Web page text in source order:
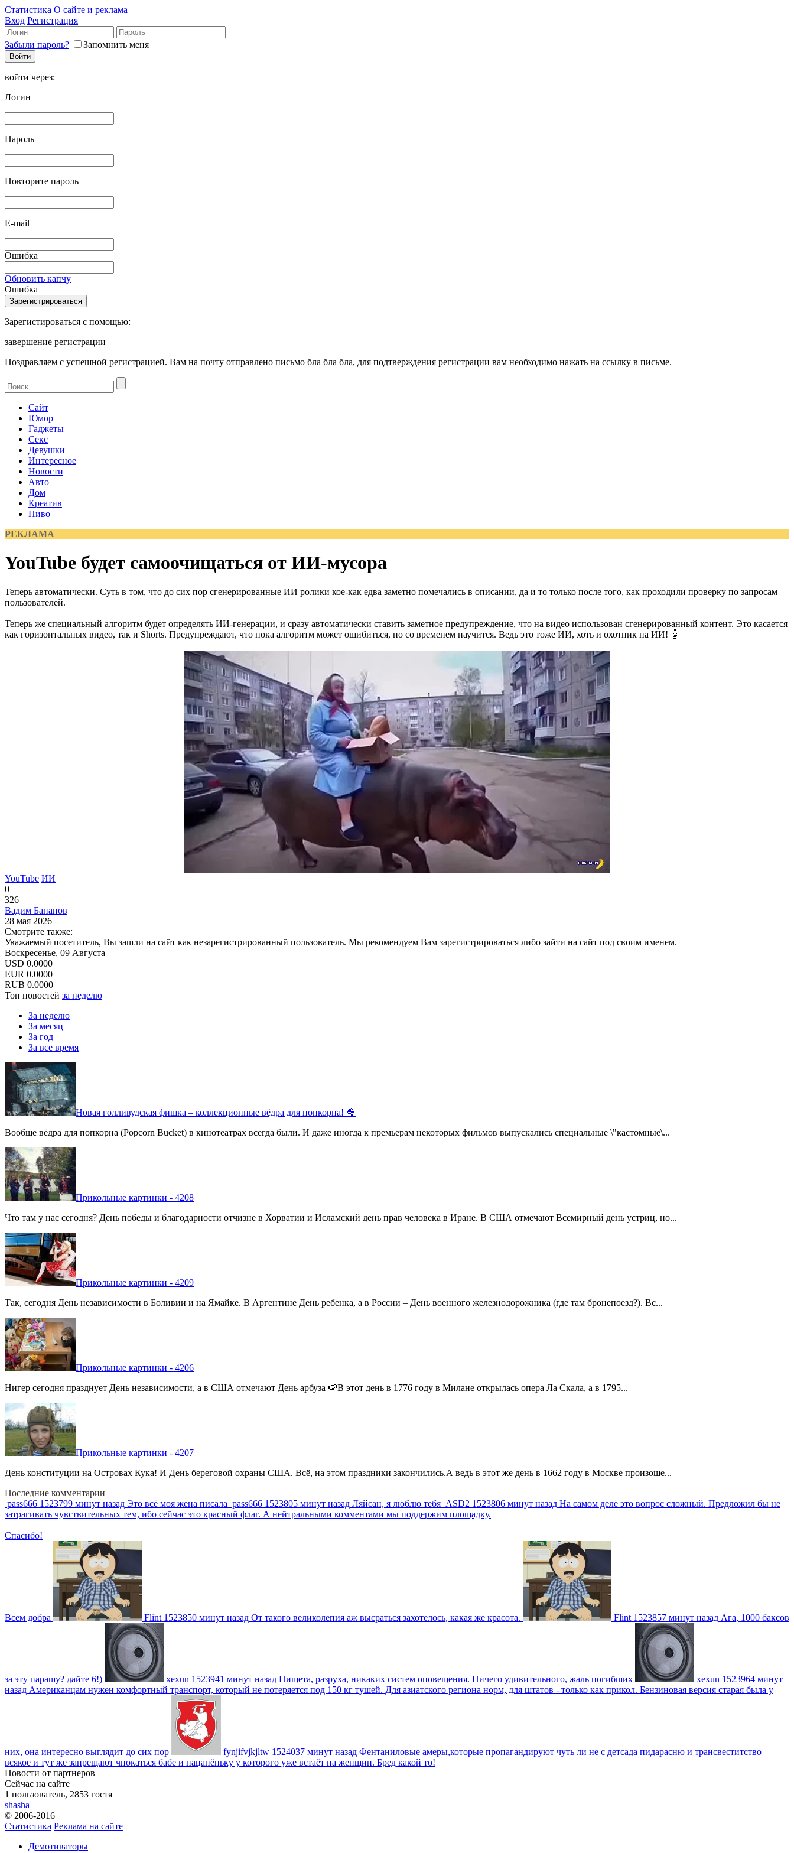
Статистика О сайте и реклама
Вход Регистрация
Забыли пароль? Запомнить меня
войти через:
Логин
Пароль
Повторите пароль
E-mail
Ошибка
Обновить капчу
Ошибка
Зарегистироваться с помощью:
завершение регистрации
Поздравляем с успешной регистрацией. Вам на почту отправлено письмо бла бла бла, для подтверждения регистрации вам необходимо нажать на ссылку в письме.
Сайт
Юмор
Гаджеты
Секс
Девушки
Интересное
Новости
Авто
Дом
Креатив
Пиво
РЕКЛАМА
YouTube будет самоочищаться от ИИ-мусора
Теперь автоматически. Суть в том, что до сих пор сгенерированные ИИ ролики кое-как едва заметно помечались в описании, да и то только после того, как проходили проверку по запросам
пользователей.
Теперь же специальный алгоритм будет определять ИИ-генерации, и сразу автоматически ставить заметное предупреждение, что на видео использован сгенерированный контент. Это касается
как горизонтальных видео, так и Shorts. Предупреждают, что пока алгоритм может ошибиться, но со временем научится. Ведь это тоже ИИ, хоть и охотник на ИИ! 🤖
YouTube ИИ
0
326
Вадим Бананов
28 мая 2026
Смотрите также:
Уважаемый посетитель, Вы зашли на сайт как незарегистрированный пользователь. Мы рекомендуем Вам зарегистрироваться либо зайти на сайт под своим именем.
Воскресенье, 09 Августа
USD 0.0000
EUR 0.0000
RUB 0.0000
Топ новостей за неделю
За неделю
За месяц
За год
За все время
Новая голливудская фишка – коллекционные вёдра для попкорна! 🍿
Вообще вёдра для попкорна (Popcorn Bucket) в кинотеатрах всегда были. И даже иногда к премьерам некоторых фильмов выпускались специальные \"кастомные\...
Прикольные картинки - 4208
Что там у нас сегодня? День победы и благодарности отчизне в Хорватии и Исламский день прав человека в Иране. В США отмечают Всемирный день устриц, но...
Прикольные картинки - 4209
Так, сегодня День независимости в Боливии и на Ямайке. В Аргентине День ребенка, а в России – День военного железнодорожника (где там бронепоезд?). Вс...
Прикольные картинки - 4206
Нигер сегодня празднует День независимости, а в США отмечают День арбуза 🍉В этот день в 1776 году в Милане открылась опера Ла Скала, а в 1795...
Прикольные картинки - 4207
День конституции на Островах Кука! И День береговой охраны США. Всё, на этом праздники закончились.А ведь в этот же день в 1662 году в Москве произоше...
Последние комментарии
pass666 1523799 минут назад Это всё моя жена писала pass666 1523805 минут назад Ляйсан, я люблю тебя ASD2 1523806 минут назад На самом деле это вопрос сложный. Предложил бы не
затрагивать чувствительных тем, ибо сейчас это красный флаг. А нейтральными комментами мы поддержим площадку.
Спасибо!
Всем добра Flint 1523850 минут назад От такого великолепия аж высраться захотелось, какая же красота. Flint 1523857 минут назад Ага, 1000 баксов
за эту парашу? дайте 6!) xexun 1523941 минут назад Нищета, разруха, никаких систем оповещения. Ничего удивительного, жаль погибших xexun 1523964 минут
назад Американцам нужен комфортный транспорт, который не потеряется под 150 кг тушей. Для азиатского региона норм, для штатов - только как прикол. Бензиновая версия старая была у
них, она интересно выглядит до сих пор fynjifvjkjltw 1524037 минут назад Фентаниловые амеры,которые пропагандируют чуть ли не с детсада пидарасню и трансвеститство
всякое и тут же запрещают чпокаться бабе и пацанёньку у которого уже встаёт на женщин. Бред какой то!
Новости от партнеров
Сейчас на сайте
1 пользователь, 2853 гостя
shasha
© 2006-2016
Статистика Реклама на сайте
Демотиваторы